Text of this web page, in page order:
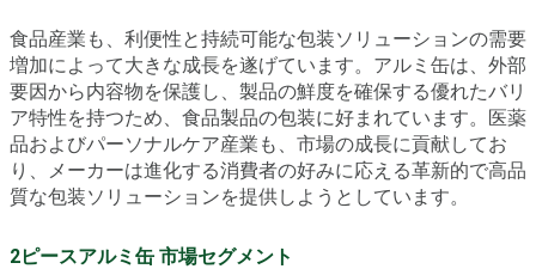
食品産業も、利便性と持続可能な包装ソリューションの需要
増加によって大きな成長を遂げています。アルミ缶は、外部
要因から内容物を保護し、製品の鮮度を確保する優れたバリ
ア特性を持つため、食品製品の包装に好まれています。医薬
品およびパーソナルケア産業も、市場の成長に貢献してお
り、メーカーは進化する消費者の好みに応える革新的で高品
質な包装ソリューションを提供しようとしています。
2ピースアルミ缶 市場セグメント